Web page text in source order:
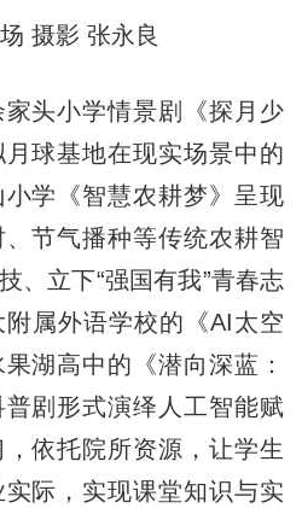
摄影 张永良
头小学情景剧《探月少
球基地在现实场景中的
学《智慧农耕梦》呈现
节气播种等传统农耕智
、立下“强国有我”青春志
属外语学校的《AI太空
湖高中的《潜向深蓝：
剧形式演绎人工智能赋
依托院所资源，让学生
际，实现课堂知识与实